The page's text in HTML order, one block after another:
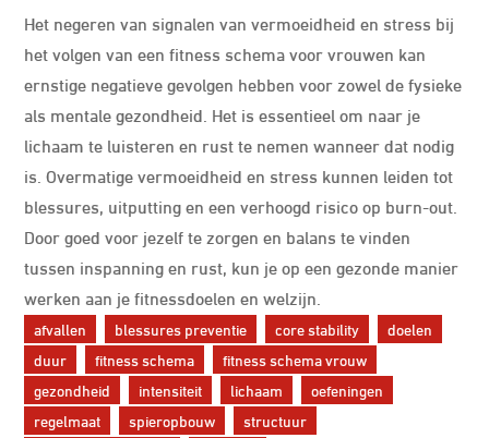
Het negeren van signalen van vermoeidheid en stress bij
het volgen van een fitness schema voor vrouwen kan
ernstige negatieve gevolgen hebben voor zowel de fysieke
als mentale gezondheid. Het is essentieel om naar je
lichaam te luisteren en rust te nemen wanneer dat nodig
is. Overmatige vermoeidheid en stress kunnen leiden tot
blessures, uitputting en een verhoogd risico op burn-out.
Door goed voor jezelf te zorgen en balans te vinden
tussen inspanning en rust, kun je op een gezonde manier
werken aan je fitnessdoelen en welzijn.
afvallen blessures preventie core stability
doelen
duur
fitness schema
fitness schema vrouw
gezondheid
intensiteit lichaam
oefeningen
regelmaat
spieropbouw
structuur